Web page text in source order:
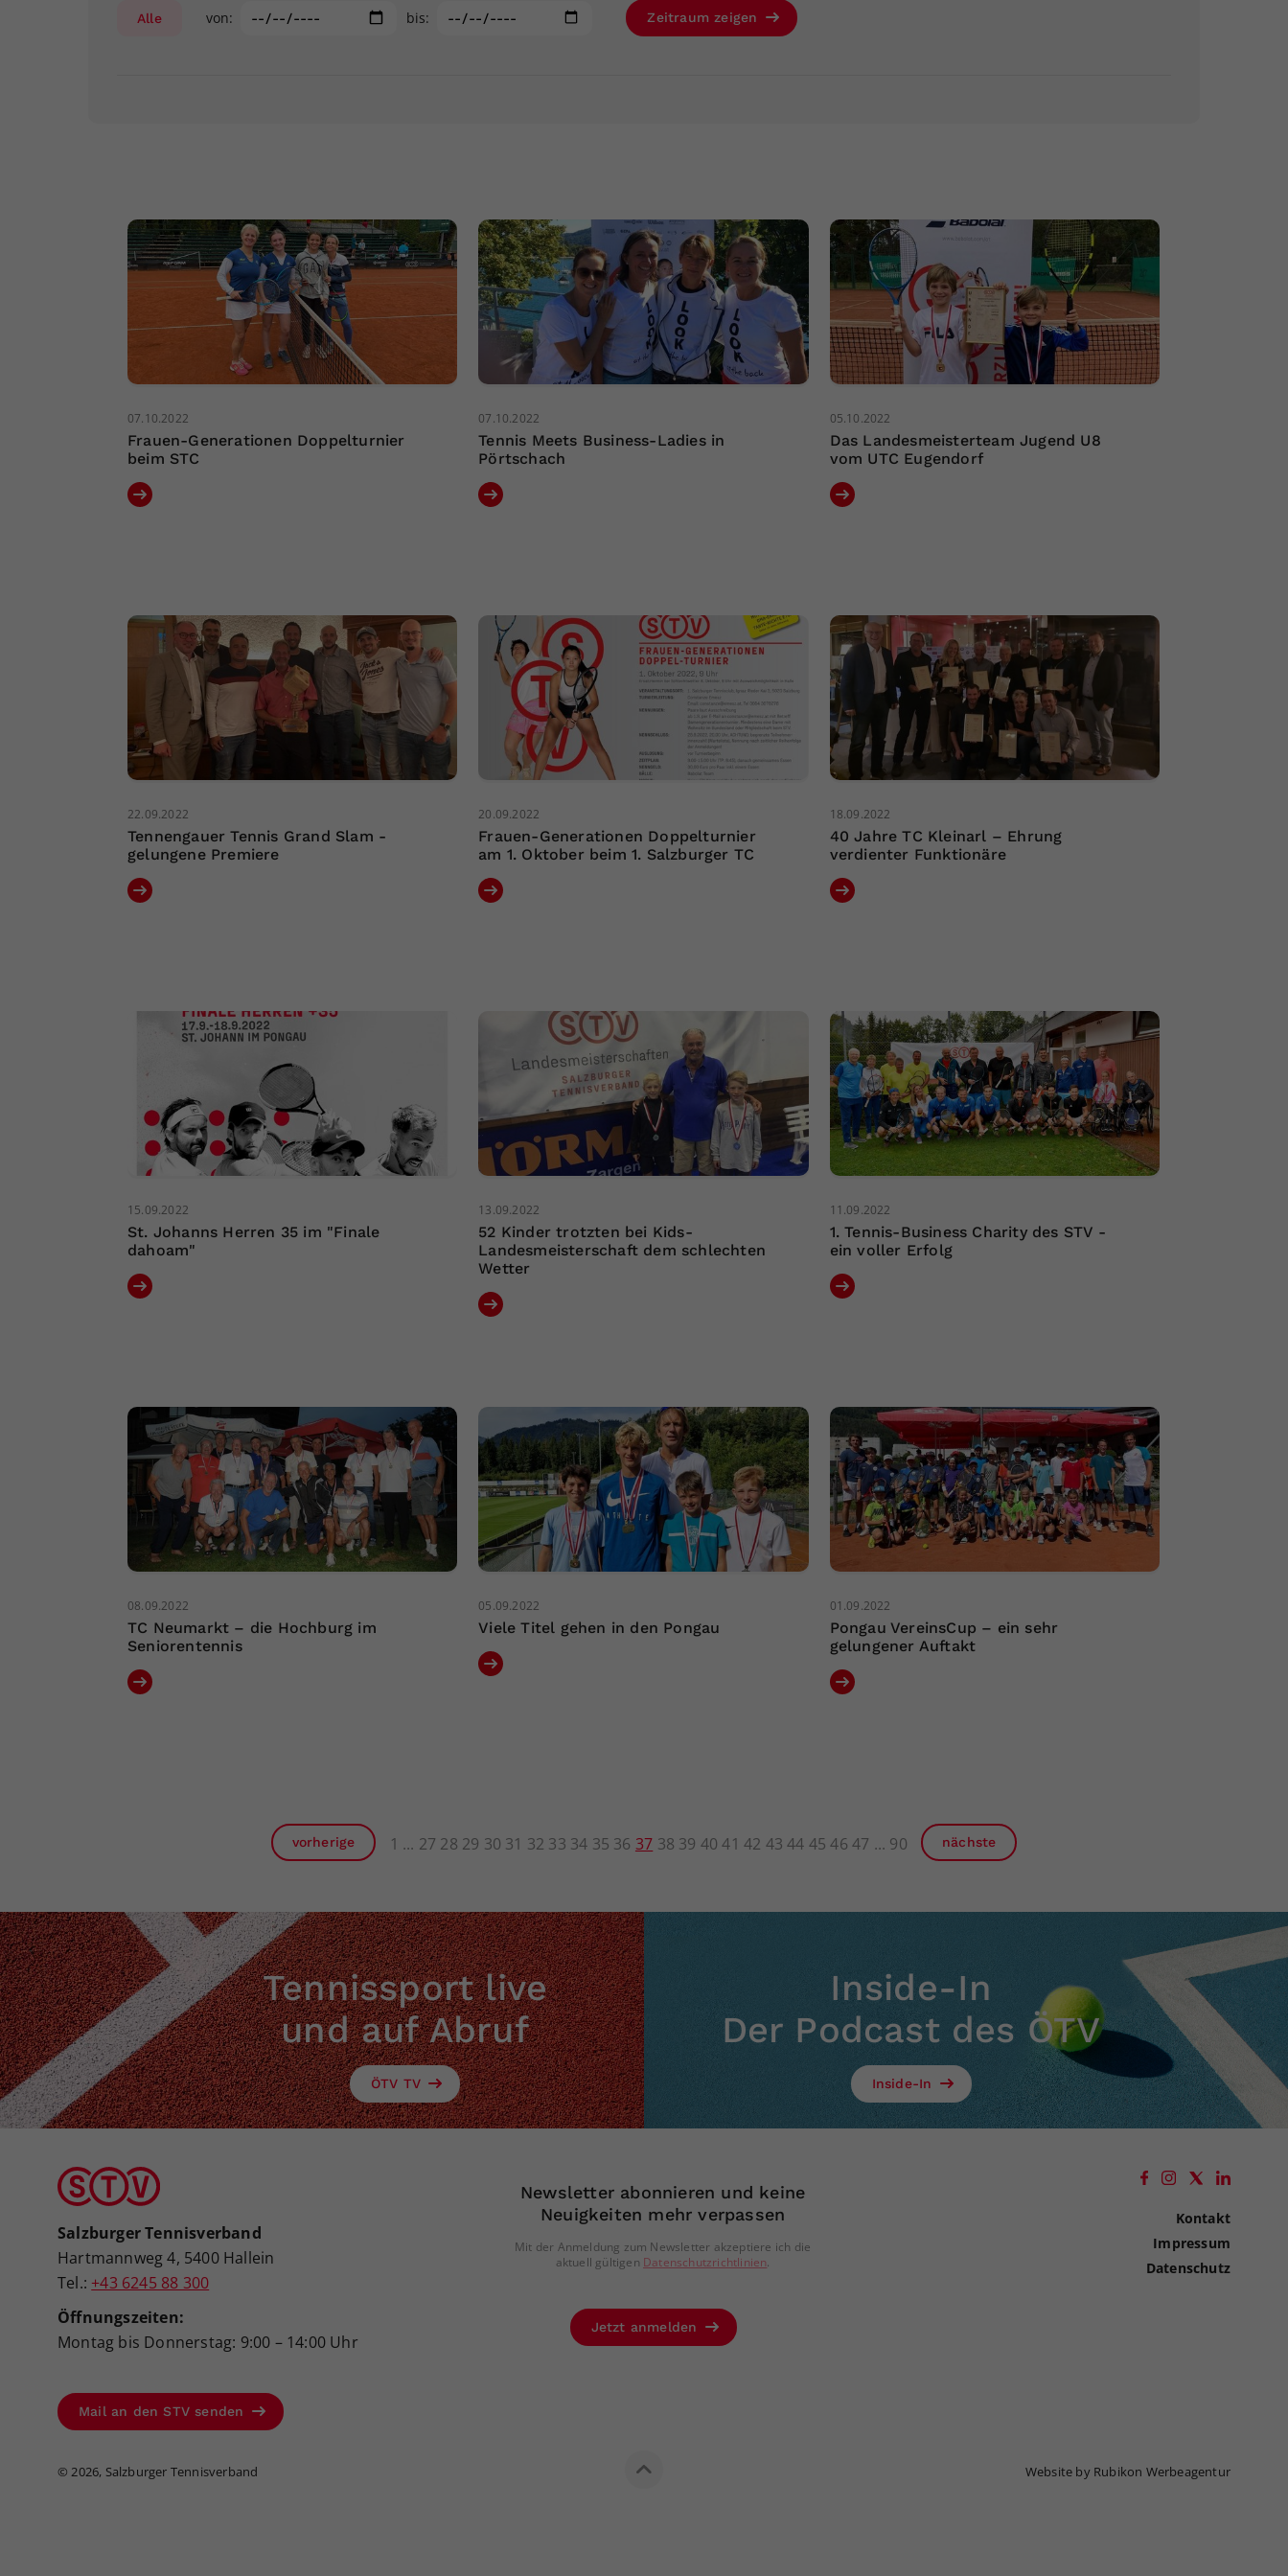
Alle von: bis: Zeitraum zeigen
07.10.2022
Frauen-Generationen Doppelturnier
beim STC
07.10.2022
Tennis Meets Business-Ladies in
Pörtschach
05.10.2022
Das Landesmeisterteam Jugend U8
vom UTC Eugendorf
22.09.2022
Tennengauer Tennis Grand Slam -
gelungene Premiere
20.09.2022
Frauen-Generationen Doppelturnier
am 1. Oktober beim 1. Salzburger TC
18.09.2022
40 Jahre TC Kleinarl – Ehrung
verdienter Funktionäre
15.09.2022
St. Johanns Herren 35 im "Finale
dahoam"
13.09.2022
52 Kinder trotzten bei Kids-
Landesmeisterschaft dem schlechten
Wetter
11.09.2022
1. Tennis-Business Charity des STV -
ein voller Erfolg
08.09.2022
TC Neumarkt – die Hochburg im
Seniorentennis
05.09.2022
Viele Titel gehen in den Pongau
01.09.2022
Pongau VereinsCup – ein sehr
gelungener Auftakt
vorherige 1 27 28 29 30 31 32 33 34 35 36 37 38 39 40 41 42 43 44 45 46 47 90 nächste
Tennissport live
und auf Abruf
ÖTV TV
Inside-In
Der Podcast des ÖTV
Inside-In
Salzburger Tennisverband
Hartmannweg 4, 5400 Hallein
Tel.: +43 6245 88 300
Öffnungszeiten:
Montag bis Donnerstag: 9:00 – 14:00 Uhr
Mail an den STV senden
Newsletter abonnieren und keine
Neuigkeiten mehr verpassen
Mit der Anmeldung zum Newsletter akzeptiere ich die
aktuell gültigen Datenschutzrichtlinien.
Jetzt anmelden
Kontakt
Impressum
Datenschutz
©2026, Salzburger Tennisverband Website by Rubikon Werbeagentur
Ihrer vorgenommen Einstellungen, falls der